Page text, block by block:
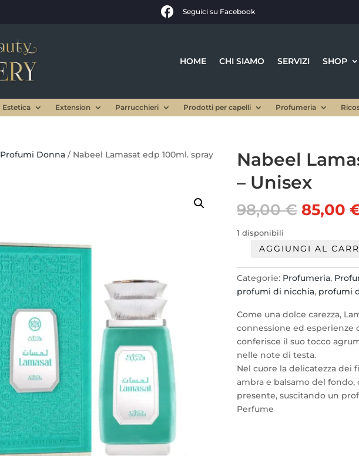
 Seguici su Facebook
HOME CHI SIAMO SERVIZI SHOP
Estetica Extension Parrucchieri Prodotti per capelli Profumeria
Profumi Donna / Nabeel Lamasat edp 100ml. spray
Nabeel
– Unisex
98,00€ Il
prezzo
era:
98,00
85,00
1 disponibili
Nabeel
Lamasat
edp
100ml.
Unisex
quantità
AGGIUNGI AL
Categorie: Profumeria,
profumi di nicchia, profumi
Come una dolce carezza,
connessione ed
conferisce il suo tocco
nelle note di testa.
Nel cuore la delicatezza dei
ambra e balsamo del
presente, suscitando un
Perfume